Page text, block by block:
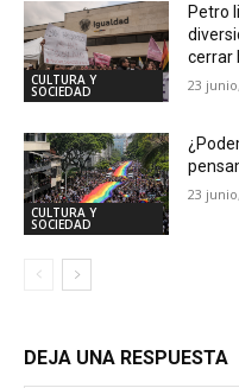
CULTURA Y
SOCIEDAD
Petro
cerrar
23
CULTURA Y
SOCIEDAD
23
DEJA UNA RESPUESTA